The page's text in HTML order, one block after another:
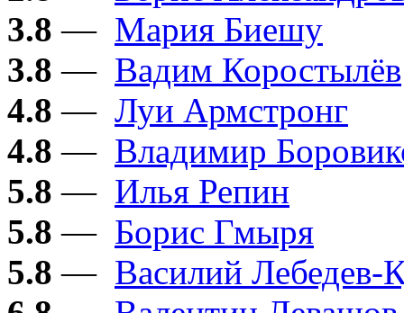
3.8 — Мария Биешу
3.8 — Вадим Коростылёв
4.8 — Луи Армстронг
4.8 — Владимир
5.8 — Илья Репин
5.8 — Борис Гмыря
5.8 — Василий Лебедев-